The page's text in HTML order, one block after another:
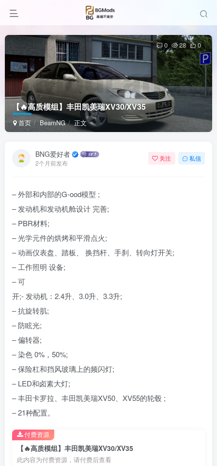
【🔥高质模组】丰田凯美瑞XV30/XV35
首页 BeamNG 正文
0 28 0
BNG爱好者
2个月前发布
关注 私信
–外部和内部的G-ood模型 ;
– 发动机和发动机舱设计 完善;
– PBR材料;
– 光学元件的烘烤和平滑点火;
– 动画仪表盘、踏板、 换挡杆、手刹、转向灯开关;
– 工作照明 设备;
– 可
开;- 发动机：2.4升、3.0升、3.3升;
– 抗旋转肌;
– 防眩光;
– 偏转器;
– 染色 0%，50%;
– 保险杠和挡风玻璃上的频闪灯;
– LED和卤素大灯;
– 丰田卡罗拉、丰田凯美瑞XV50、XV55的轮毂 ;
– 21种配置。
【🔥高质模组】丰田凯美瑞XV30/XV35
此内容为付费资源，请付费后查看
付费资源